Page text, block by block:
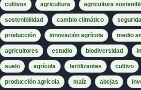
cultivos agricultura agricultura
sostenibilidad cambio climático
producción innovación agrícola medio
agricultores estudio biodiversidad
suelo agrícola fertilizantes cultivo
producción agrícola maíz abejas